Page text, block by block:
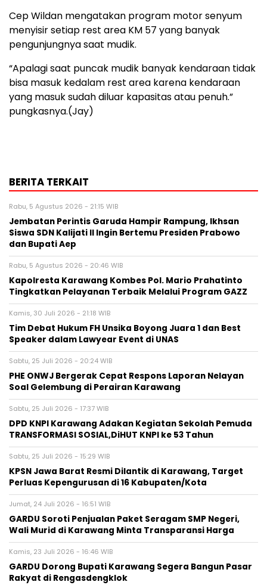
Cep Wildan mengatakan program motor senyum
menyisir setiap rest area KM 57 yang banyak
pengunjungnya saat mudik.
“Apalagi saat puncak mudik banyak kendaraan tidak
bisa masuk kedalam rest area karena kendaraan
yang masuk sudah diluar kapasitas atau penuh.”
pungkasnya.(Jay)
BERITA TERKAIT
Rabu, 5 Agustus 2026 - 21:15 WIB
Jembatan Perintis Garuda Hampir Rampung, Ikhsan
Siswa SDN Kalijati II Ingin Bertemu Presiden Prabowo
dan Bupati Aep
Rabu, 5 Agustus 2026 - 20:46 WIB
Kapolresta Karawang Kombes Pol. Mario Prahatinto
Tingkatkan Pelayanan Terbaik Melalui Program GAZZ
Kamis, 30 Juli 2026 - 21:18 WIB
​Tim Debat Hukum FH Unsika Boyong Juara 1 dan Best
Speaker dalam Lawyear Event di UNAS
Sabtu, 25 Juli 2026 - 20:24 WIB
PHE ONWJ Bergerak Cepat Respons Laporan Nelayan
Soal Gelembung di Perairan Karawang
Sabtu, 25 Juli 2026 - 17:37 WIB
DPD KNPI Karawang Adakan Kegiatan Sekolah Pemuda
TRANSFORMASI SOSIAL,DiHUT KNPI ke 53 Tahun
Sabtu, 25 Juli 2026 - 15:29 WIB
KPSN Jawa Barat Resmi Dilantik di Karawang, Target
Perluas Kepengurusan di 16 Kabupaten/Kota
Jumat, 24 Juli 2026 - 16:51 WIB
GARDU Soroti Penjualan Paket Seragam SMP Negeri,
Wali Murid di Karawang Minta Transparansi Harga
Kamis, 23 Juli 2026 - 16:46 WIB
GARDU Dorong Bupati Karawang Segera Bangun Pasar
Rakyat di Rengasdengklok